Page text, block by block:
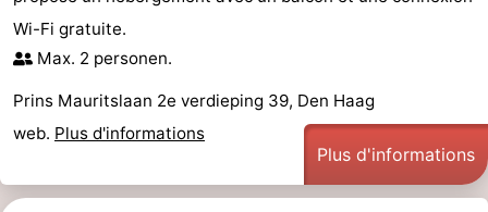
Wi-Fi gratuite.
Max. 2 personen.
Prins Mauritslaan 2e verdieping 39, Den Haag
web. Plus d'informations
Plus d'informations